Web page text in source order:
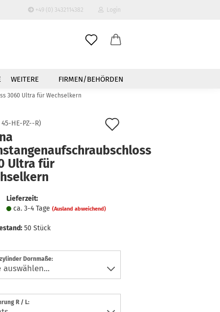
+49 (0) 3432114382 Login
erstellen
vergessen?
FIRMEN/BEHÖRDEN
WEITERE
3060 Ultra für Wechselkern
45-HE-PZ--R)
Merkzettel
Ultra für
Lieferzeit:
ca. 3-4 Tage (Ausland abweichend)
50 Stück
Dornmaße:
R / L: